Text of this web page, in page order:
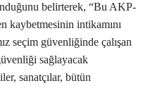
belirterek, “Bu AKP-
kaybetmesinin intikamını
seçim güvenliğinde çalışan
sağlayacak
sanatçılar, bütün